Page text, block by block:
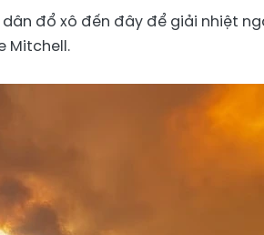
đổ xô đến đây để giải nhiệt
Mitchell.